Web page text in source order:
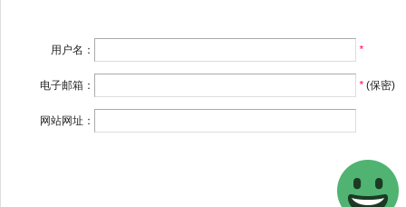
用户名： *
电子邮箱： *(保密)
网站网址：